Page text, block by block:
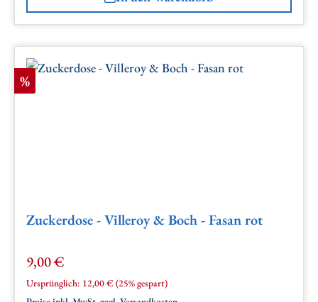
Rabatt
%
Zuckerdose - Villeroy & Boch - Fasan rot
Verkaufspreis:
9,00 €
Ursprünglich: Regulärer Preis:
12,00 €(25% gespart)